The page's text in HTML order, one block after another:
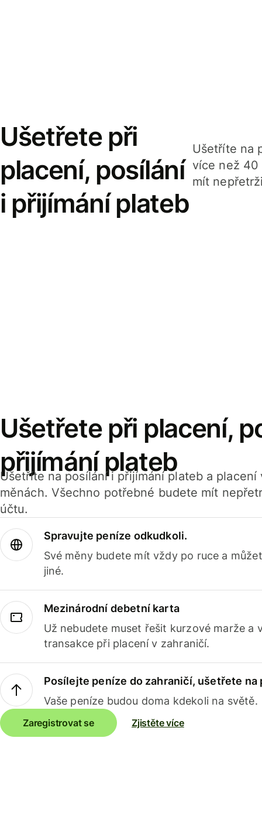
Ušetřete při
placení, posílání
i přijímání plateb
Ušetříte na
více než 40
mít
Ušetřete při placení,
přijímání plateb
Ušetříte na posílání i přijímání plateb a
měnách. Všechno potřebné budete mít
účtu.
Spravujte peníze odkudkoli.
Své měny budete mít vždy po ruce a
jiné.
Mezinárodní debetní karta
Už nebudete muset řešit kurzové marže a
transakce při placení v zahraničí.
Posílejte peníze do zahraničí, ušetřete na
Vaše peníze budou doma kdekoli na světě.
Zaregistrovat se Zjistěte více